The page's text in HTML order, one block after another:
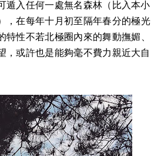
遁入任何一處無名森林（比入本小
，在每年十月初至隔年春分的極光
特性不若北極圈內來的舞動撫媚、
，或許也是能夠毫不費力親近大自